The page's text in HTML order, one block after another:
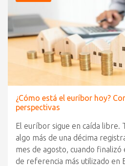
¿Cómo está el euríbor hoy?
perspectivas
El euríbor sigue en caída libre.
algo más de una décima
mes de agosto, cuando finalizó
de referencia más utilizado en